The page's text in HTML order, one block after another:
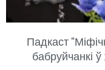
Падкаст
бабруйчанкі